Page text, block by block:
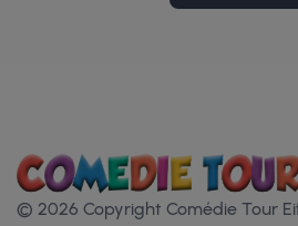
© 2026 Copyright Comédie Tour